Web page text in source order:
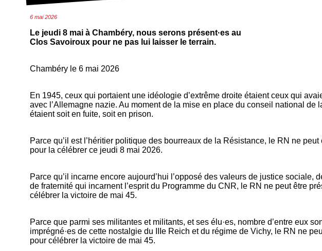
6 mai 2026
Le jeudi 8 mai à Chambéry, nous serons présent·es au
Clos Savoiroux pour ne pas lui laisser le terrain.
Chambéry le 6 mai 2026
En 1945, ceux qui portaient une idéologie d’extrême droite étaient ceux qui
avec l’Allemagne nazie. Au moment de la mise en place du conseil national de
étaient soit en fuite, soit en prison.
Parce qu’il est l’héritier politique des bourreaux de la Résistance, le RN ne peut
pour la célébrer ce jeudi 8 mai 2026.
Parce qu’il incarne encore aujourd’hui l’opposé des valeurs de justice sociale,
de fraternité qui incarnent l’esprit du Programme du CNR, le RN ne peut être
célébrer la victoire de mai 45.
Parce que parmi ses militantes et militants, et ses élu·es, nombre d’entre eux
imprégné·es de cette nostalgie du IIIe Reich et du régime de Vichy, le RN ne
pour célébrer la victoire de mai 45.